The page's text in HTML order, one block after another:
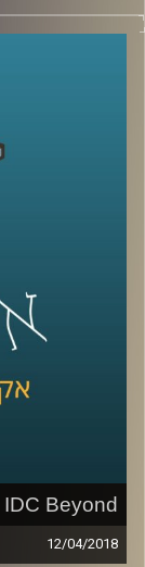
ראיון
של
האופן שבו
הסיפור
לסקר שדה
IDC Beyond – מתמודדים עם אתגרי המאה ה-21
12/04/2018